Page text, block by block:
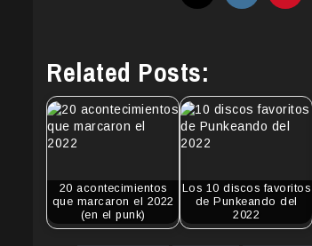
Related Posts:
20 acontecimientos
que marcaron el 2022
(en el punk)
Los 10 discos favoritos
de Punkeando del
2022